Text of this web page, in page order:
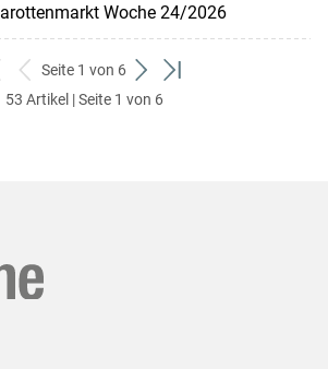
Woche 24/2026
ersten
zurück
zum
Seite 1 von 6
weiter
zum
zum
53 Artikel | Seite 1 von 6